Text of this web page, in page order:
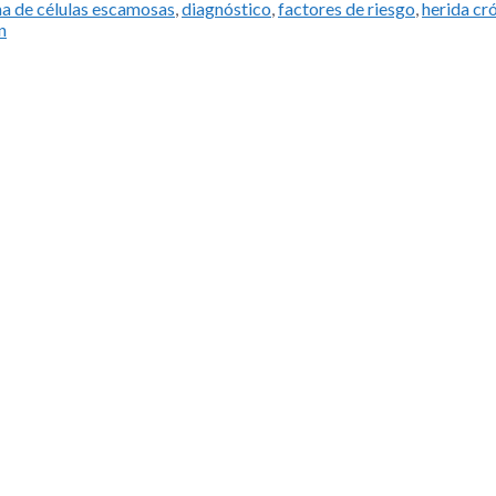
de células escamosas,diagnóstico,factores de riesgo,herida